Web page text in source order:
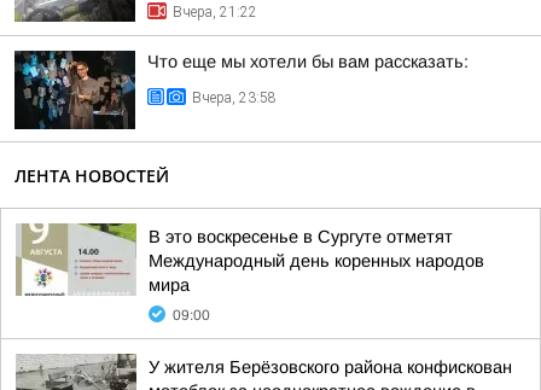
Вчера, 21:22
Что еще мы хотели бы вам рассказать:
Вчера, 23:58
ЛЕНТА НОВОСТЕЙ
В это воскресенье в Сургуте отметят
Международный день коренных народов
мира
09:00
У жителя Берёзовского района конфискован